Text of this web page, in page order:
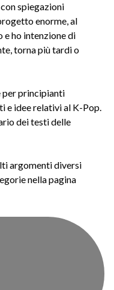
spiegazioni
enorme, al
e ho intenzione di
torna più tardi o
per principianti
e idee relativi al K-Pop.
dei testi delle
argomenti diversi
nella pagina